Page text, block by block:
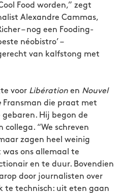
Food worden,” zegt
Alexandre Cammas,
– nog een Fooding-
néobistro’ –
van kalfstong met
voor Libération en Nouvel
Fransman die praat met
Hij begon de
collega. “We schreven
zagen heel weinig
was ons allemaal te
en te duur. Bovendien
door journalisten over
te technisch: uit eten gaan